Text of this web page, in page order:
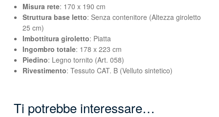
Misura rete: 170 x 190 cm
Struttura base letto: Senza contenitore (Altezza giroletto
25 cm)
Imbottitura giroletto: Piatta
Ingombro totale: 178 x 223 cm
Piedino: Legno tornito (Art. 058)
Rivestimento: Tessuto CAT. B (Velluto sintetico)
Ti potrebbe interessare…